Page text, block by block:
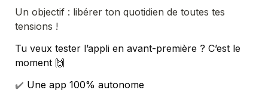
Un objectif : libérer ton quotidien de toutes tes
tensions !
Tu veux tester l’appli en avant-première ? C’est le
moment 🙌
✔️ Une app 100% autonome